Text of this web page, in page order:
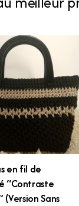
en fil de
“Contraste
(Version Sans